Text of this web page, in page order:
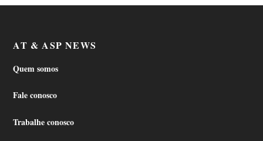
AT & ASP NEWS
Quem somos
Fale conosco
Trabalhe conosco